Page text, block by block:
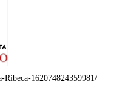
162074824359981/